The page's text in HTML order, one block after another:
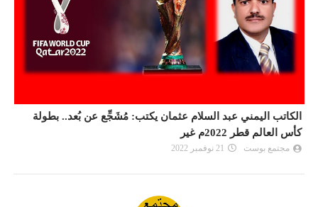
الكاتب اليمني عبد السلام عثمان يكتب: مُشَجِّع عن بُعد.. بطولة
كأس العالم قطر 2022م غير
مجتمع بوست 21 نوفمبر 2022